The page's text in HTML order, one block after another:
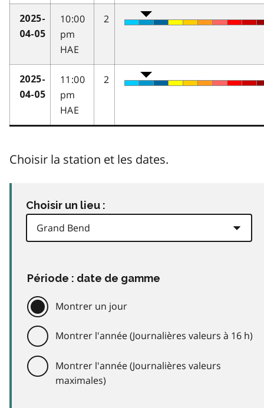
2025-
04-05
10:00
pm
HAE
2
2025-
04-05
11:00
pm
HAE
2
Choisir la station et les dates.
Choisir un lieu :
Période : date de gamme
Montrer un jour
Montrer l'année (Journalières valeurs à 16 h)
Montrer l'année (Journalières valeurs
maximales)